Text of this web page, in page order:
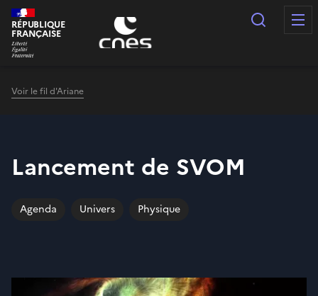
Panneau de gestion des cookies
RÉPUBLIQUE
FRANÇAISE
Voir le fil d'Ariane
Lancement de SVOM
Agenda Univers Physique